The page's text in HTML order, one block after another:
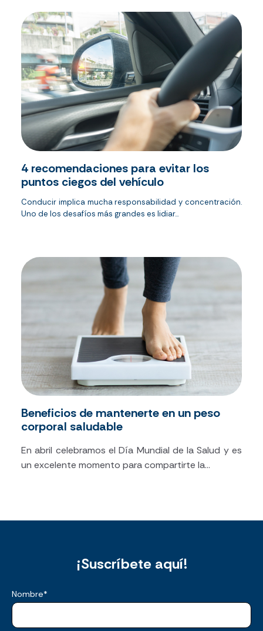
4 recomendaciones para evitar los
puntos ciegos del vehículo
Conducir implica mucha responsabilidad y concentración.
Uno de los desafíos más grandes es lidiar...
Beneficios de mantenerte en un peso
corporal saludable
En abril celebramos el Día Mundial de la Salud y es
un excelente momento para compartirte la...
¡Suscríbete aquí!
Nombre*